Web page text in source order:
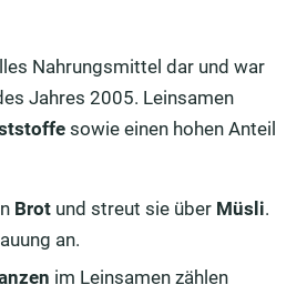
Nahrungsmittel dar und war
Jahres 2005. Leinsamen
sowie einen hohen Anteil
Brot und streut sie über Müsli.
an.
im Leinsamen zählen